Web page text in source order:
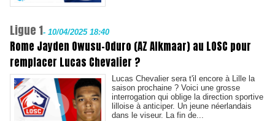
Ligue 1- 10/04/2025 18:40
Rome Jayden Owusu-Oduro (AZ Alkmaar) au LOSC pour
remplacer Lucas Chevalier ?
Lucas Chevalier sera t'il encore à Lille la
saison prochaine ? Voici une grosse
interrogation qui oblige la direction sportive
lilloise à anticiper. Un jeune néerlandais
dans le viseur. La fin de...